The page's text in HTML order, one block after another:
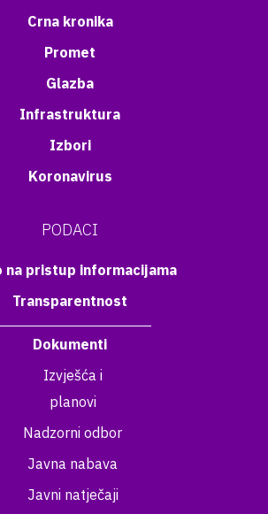
Crna kronika
Promet
Glazba
Infrastruktura
Izbori
Koronavirus
PODACI
na pristup informacijama
Transparentnost
Dokumenti
Izvješća i
planovi
Nadzorni odbor
Javna nabava
Javni natječaji